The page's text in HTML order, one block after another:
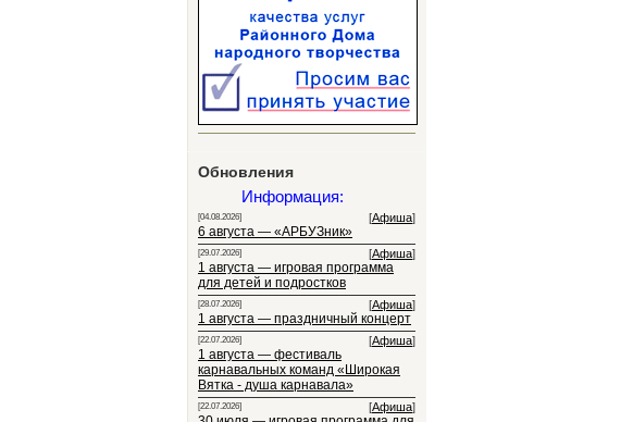
Обновления
Информация:
[04.08.2026] [Афиша]
6 августа — «АРБУЗник»
[29.07.2026] [Афиша]
1 августа — игровая программа
для детей и подростков
[28.07.2026] [Афиша]
1 августа — праздничный концерт
[22.07.2026] [Афиша]
1 августа — фестиваль
карнавальных команд «Широкая
Вятка - душа карнавала»
[22.07.2026] [Афиша]